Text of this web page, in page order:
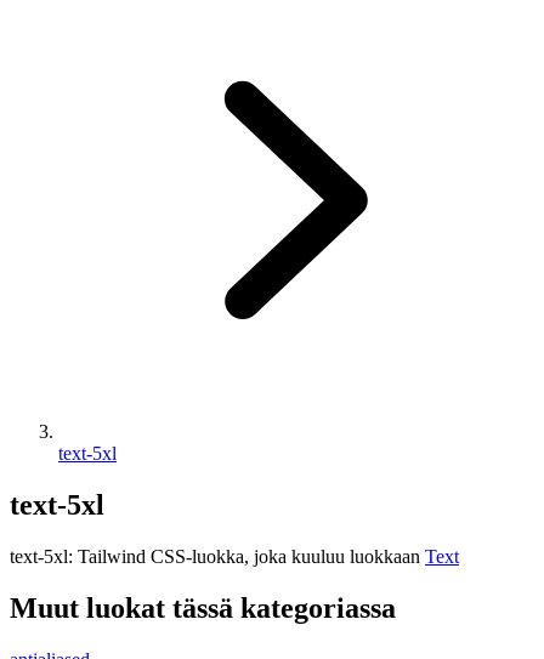
text-5xl
text-5xl
text-5xl: Tailwind CSS-luokka, joka kuuluu luokkaan Text
Muut luokat tässä kategoriassa